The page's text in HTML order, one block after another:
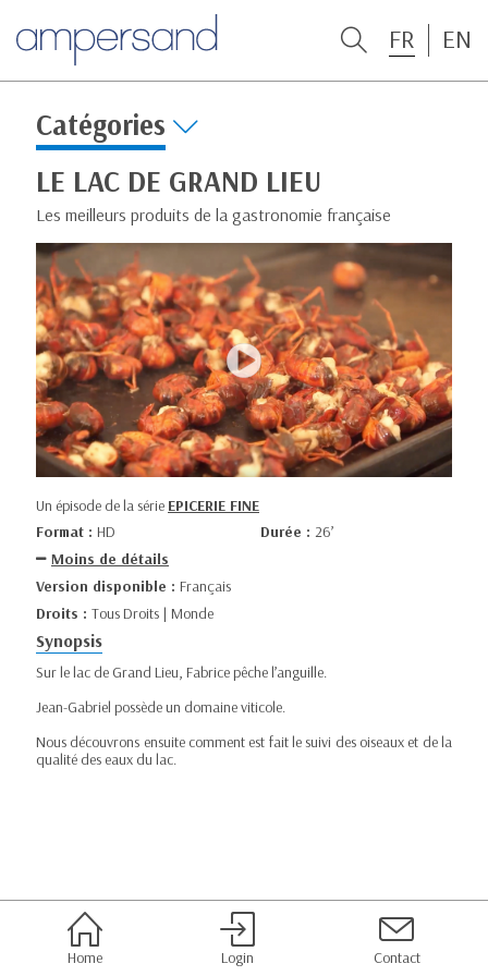
FR EN
Catégories
LE LAC DE GRAND LIEU
Les meilleurs produits de la gastronomie française
Un épisode de la série EPICERIE FINE
Format : HD Durée : 26’
Moins de détails
Version disponible : Français
Droits : Tous Droits | Monde
Synopsis
Sur le lac de Grand Lieu, Fabrice pêche l’anguille.
Jean-Gabriel possède un domaine viticole.
Nous découvrons ensuite comment est fait le suivi des oiseaux et de la
qualité des eaux du lac.
Home Login Contact